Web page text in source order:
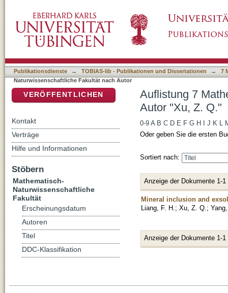
Publikationsdienste → TOBIAS-lib - Publikationen und Dissertationen →
7
Naturwissenschaftliche Fakultät nach Autor
Auflistung 7
Autor "Xu, Z. Q."
0-9 A B C D E F G H J K L
Oder geben Sie die ersten
Sortiert nach:
Anzeige der Dokumente 1-1
Mineral inclusion and
Liang, F. H. ; Xu, Z. Q. ;
Anzeige der Dokumente 1-1
VERÖFFENTLICHEN
Kontakt
Verträge
Hilfe und Informationen
Stöbern
Mathematisch-
Naturwissenschaftliche
Fakultät
Erscheinungsdatum
Autoren
Titel
DDC-Klassifikation